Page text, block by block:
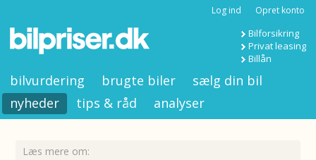
Log ind Opret konto
Bilforsikring
Privat leasing
Billån
bilvurdering brugte biler
sælg din bil
nyheder
tips & råd analyser
Læs mere om: